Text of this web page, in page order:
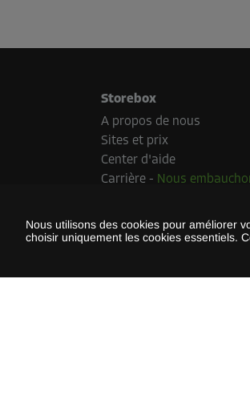
Nous utilisons des cookies pour améliorer
choisir uniquement les cookies essentiels.
Storebox
A propos de nous
Sites et prix
Center d'aide
Carrière - Nous
Développement durable